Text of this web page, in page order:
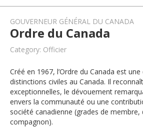
GOUVERNEUR GÉNÉRAL DU CANADA
Ordre du Canada
Category: Officier
Créé en 1967, l’Ordre du Canada est
distinctions civiles au Canada. Il
exceptionnelles, le dévouement
envers la communauté ou une
société canadienne (grades de membre,
compagnon).